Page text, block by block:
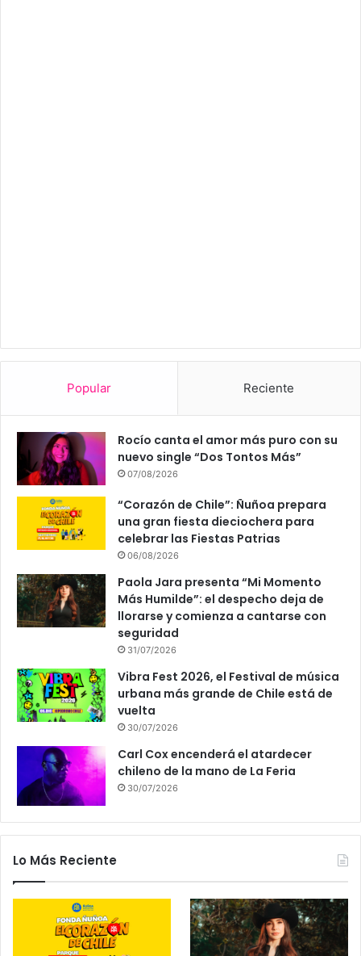
Popular Reciente
Rocío canta el amor más puro con su
nuevo single “Dos Tontos Más”
07/08/2026
“Corazón de Chile”: Ñuñoa prepara
una gran fiesta dieciochera para
celebrar las Fiestas Patrias
06/08/2026
Paola Jara presenta “Mi Momento
Más Humilde”: el despecho deja de
llorarse y comienza a cantarse con
seguridad
31/07/2026
Vibra Fest 2026, el Festival de música
urbana más grande de Chile está de
vuelta
30/07/2026
Carl Cox encenderá el atardecer
chileno de la mano de La Feria
30/07/2026
Lo Más Reciente